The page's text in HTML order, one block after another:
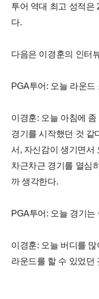
투어 역대 최고 성적은
다.
다음은 이경훈의 인터
PGA투어: 오늘 라운드
이경훈: 오늘 아침에
경기를 시작했던 것 같
서, 자신감이 생기면서
차근차근 경기를 열심
까 생각한다.
PGA투어: 오늘 경기
이경훈: 오늘 버디를
라운드를 할 수 있었던